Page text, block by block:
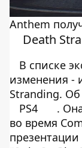
Anthem
Death
В списке
изменения -
Stranding. Об
PS4
.
во время